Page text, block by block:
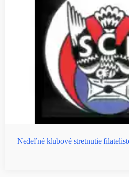
Nedeľné klubové stretnutie